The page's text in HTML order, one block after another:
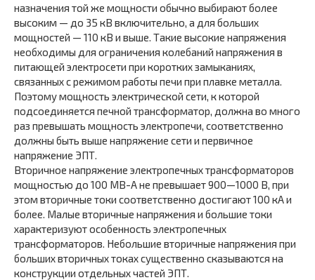
назначения той же мощности обычно выбирают более
высоким — до 35 кВ включительно, а для больших
мощностей — 110 кВ и выше. Такие высокие напряжения
необходимы для ограничения колебаний напряжения в
питающей электросети при коротких замыканиях,
связанных с режимом работы печи при плавке металла.
Поэтому мощность электрической сети, к которой
подсоединяется печной трансформатор, должна во много
раз превышать мощность электропечи, соответственно
должны быть выше напряжение сети и первичное
напряжение ЭПТ.
Вторичное напряжение электропечных трансформаторов
мощностью до 100 MB-А не превышает 900—1000 В, при
этом вторичные токи соответственно достигают 100 кА и
более. Малые вторичные напряжения и большие токи
характеризуют особенность электропечных
трансформаторов. Небольшие вторичные напряжения при
больших вторичных токах существенно сказываются на
конструкции отдельных частей ЭПТ.